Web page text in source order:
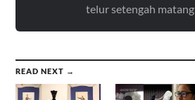
telur setengah
READ NEXT →